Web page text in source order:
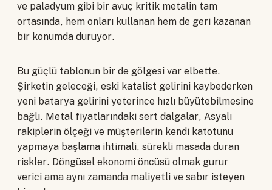
ve paladyum gibi bir avuç kritik metalin tam
ortasında, hem onları kullanan hem de geri kazanan
bir konumda duruyor.
Bu güçlü tablonun bir de gölgesi var elbette.
Şirketin geleceği, eski katalist gelirini kaybederken
yeni batarya gelirini yeterince hızlı büyütebilmesine
bağlı. Metal fiyatlarındaki sert dalgalar, Asyalı
rakiplerin ölçeği ve müşterilerin kendi katotunu
yapmaya başlama ihtimali, sürekli masada duran
riskler. Döngüsel ekonomi öncüsü olmak gurur
verici ama aynı zamanda maliyetli ve sabır isteyen